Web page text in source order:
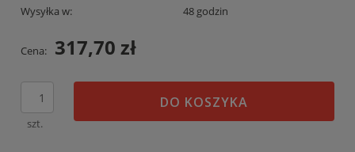
Wysyłka w:
48 godzin
Cena: 317,70 zł
szt.
DO KOSZYKA